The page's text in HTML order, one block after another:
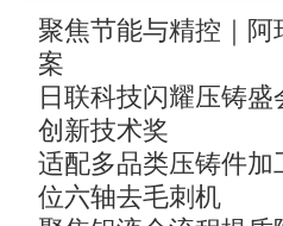
聚焦节能与精控｜
案
日联科技闪耀压铸
创新技术奖
适配多品类压铸件
位六轴去毛刺机